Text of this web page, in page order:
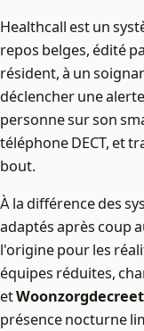
Healthcall est un
repos belges, édité
résident, à un
déclencher une
personne sur son
téléphone DECT, et
bout.
À la différence des
adaptés après coup
l'origine pour les
équipes réduites,
etWoonzorgdecreet
présence nocturne